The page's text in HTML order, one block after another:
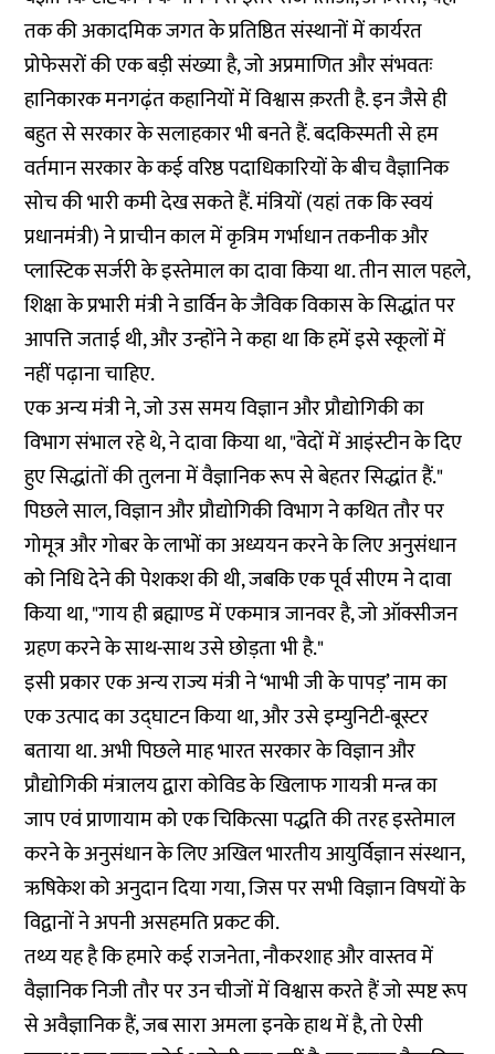
तक की अकादमिक जगत के प्रतिष्ठित संस्थानों में कार्यरत
प्रोफेसरों की एक बड़ी संख्या है, जो अप्रमाणित और संभवतः
हानिकारक मनगढ़ंत कहानियों में विश्वास क़रती है. इन जैसे ही
बहुत से सरकार के सलाहकार भी बनते हैं. बदकिस्मती से हम
वर्तमान सरकार के कई वरिष्ठ पदाधिकारियों के बीच वैज्ञानिक
सोच की भारी कमी देख सकते हैं. मंत्रियों (यहां तक ​​कि स्वयं
प्रधानमंत्री) ने प्राचीन काल में कृत्रिम गर्भाधान तकनीक और
प्लास्टिक सर्जरी के इस्तेमाल का दावा किया था. तीन साल पहले,
शिक्षा के प्रभारी मंत्री ने डार्विन के जैविक विकास के सिद्धांत पर
आपत्ति जताई थी, और उन्होंने ने कहा था कि हमें इसे स्कूलों में
नहीं पढ़ाना चाहिए.
एक अन्य मंत्री ने, जो उस समय विज्ञान और प्रौद्योगिकी का
विभाग संभाल रहे थे, ने दावा किया था, "वेदों में आइंस्टीन के दिए
हुए सिद्धांतों की तुलना में वैज्ञानिक रूप से बेहतर सिद्धांत हैं."
पिछले साल, विज्ञान और प्रौद्योगिकी विभाग ने कथित तौर पर
गोमूत्र और गोबर के लाभों का अध्ययन करने के लिए अनुसंधान
को निधि देने की पेशकश की थी, जबकि एक पूर्व सीएम ने दावा
किया था, "गाय ही ब्रह्माण्ड में एकमात्र जानवर है, जो ऑक्सीजन
ग्रहण करने के साथ-साथ उसे छोड़ता भी है."
इसी प्रकार एक अन्य राज्य मंत्री ने ‘भाभी जी के पापड़’ नाम का
एक उत्पाद का उद्घाटन किया था, और उसे इम्युनिटी-बूस्टर
बताया था. अभी पिछले माह भारत सरकार के विज्ञान और
प्रौद्योगिकी मंत्रालय द्वारा कोविड के खिलाफ गायत्री मन्त्र का
जाप एवं प्राणायाम को एक चिकित्सा पद्धति की तरह इस्तेमाल
करने के अनुसंधान के लिए अखिल भारतीय आयुर्विज्ञान संस्थान,
ऋषिकेश को अनुदान दिया गया, जिस पर सभी विज्ञान विषयों के
विद्वानों ने अपनी असहमति प्रकट की.
तथ्य यह है कि हमारे कई राजनेता, नौकरशाह और वास्तव में
वैज्ञानिक निजी तौर पर उन चीजों में विश्वास करते हैं जो स्पष्ट रूप
से अवैज्ञानिक हैं, जब सारा अमला इनके हाथ में है, तो ऐसी